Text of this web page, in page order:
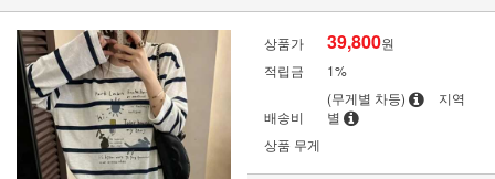
상품가 39,800원
적립금
1%
배송비
(무게별 차등)
지역
별
상품 무게